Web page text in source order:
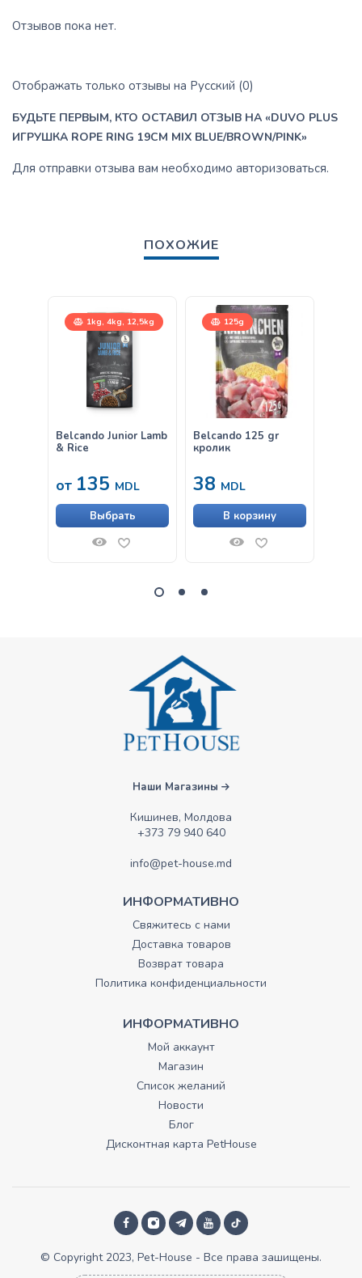
Отзывов пока нет.
Отображать только отзывы на Русский (0)
БУДЬТЕ ПЕРВЫМ, КТО ОСТАВИЛ ОТЗЫВ НА «DUVO PLUS
ИГРУШКА ROPE RING 19CM MIX BLUE/BROWN/PINK»
Для отправки отзыва вам необходимо авторизоваться.
ПОХОЖИЕ
1kg, 4kg, 12,5kg
Belcando Junior Lamb
& Rice
от 135 MDL
Выбрать
125g
Belcando 125 gr
кролик
38 MDL
В корзину
Наши Магазины
Кишинев, Молдова
+373 79 940 640
info@pet-house.md
ИНФОРМАТИВНО
Свяжитесь с нами
Доставка товаров
Возврат товара
Политика конфиденциальности
ИНФОРМАТИВНО
Мой аккаунт
Магазин
Список желаний
Новости
Блог
Дисконтная карта PetHouse
© Copyright 2023, Pet-House - Все права зашищены.